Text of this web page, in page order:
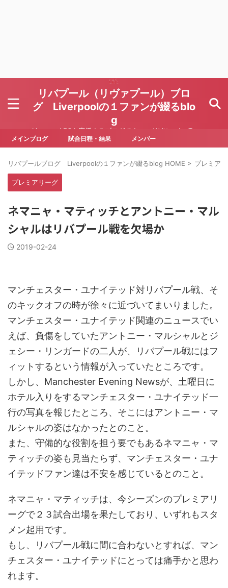
リバプール（リヴァプール）ブロ
グ Liverpoolの１ファンが綴るblo
g
Liverpool FCを応援するブログです Written by To
ru Yoda
メインブログ 試合日程・結果 メンバー
リバプールブログ Liverpoolの１ファンが綴るblog HOME > プレミア
プレミアリーグ
ネマニャ・マティッチとアントニー・マル
シャルはリバプール戦を欠場か
2019-02-24
マンチェスター・ユナイテッド対リバプール戦、そ
のキックオフの時が徐々に近づいてまいりました。
マンチェスター・ユナイテッド関連のニュースでい
えば、負傷をしていたアントニー・マルシャルとジ
ェシー・リンガードの二人が、リバプール戦にはフ
ィットするという情報が入っていたところです。
しかし、Manchester Evening Newsが、土曜日に
ホテル入りをするマンチェスター・ユナイテッド一
行の写真を報じたところ、そこにはアントニー・マ
ルシャルの姿はなかったとのこと。
また、守備的な役割を担う要でもあるネマニャ・マ
ティッチの姿も見当たらず、マンチェスター・ユナ
イテッドファン達は不安を感じているとのこと。
ネマニャ・マティッチは、今シーズンのプレミアリ
ーグで２３試合出場を果たしており、いずれもスタ
メン起用です。
もし、リバプール戦に間に合わないとすれば、マン
チェスター・ユナイテッドにとっては痛手かと思わ
れます。